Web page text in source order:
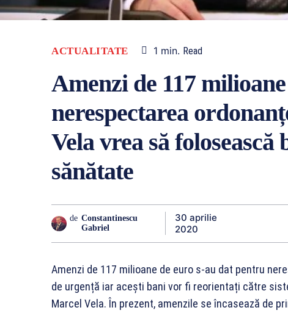
ACTUALITATE 1 min. Read
Amenzi de 117
nerespectarea
Vela vrea să
sănătate
de Constantinescu
Gabriel
30 aprilie
2020
Amenzi de 117 milioane de euro s-au dat pentru
de urgență iar acești bani vor fi reorientați către
Marcel Vela. În prezent, amenzile se încasează de